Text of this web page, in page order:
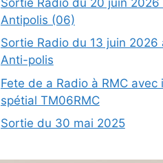
Antipolis (06)
Sortie Radio du 13 juin 2026
Anti-polis
Fete de a Radio à RMC avec
spétial TM06RMC
Sortie du 30 mai 2025